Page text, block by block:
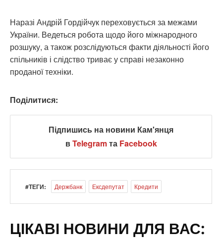
Наразі Андрій Гордійчук переховується за межами
України. Ведеться робота щодо його міжнародного
розшуку, а також розслідуються факти діяльності його
спільників і слідство триває у справі незаконно
проданої техніки.
Поділитися:
Підпишись на новини Кам'янця
вTelegramта Facebook
#ТЕГИ: Держбанк Ексдепутат Кредити
ЦІКАВІ НОВИНИ ДЛЯ ВАС: